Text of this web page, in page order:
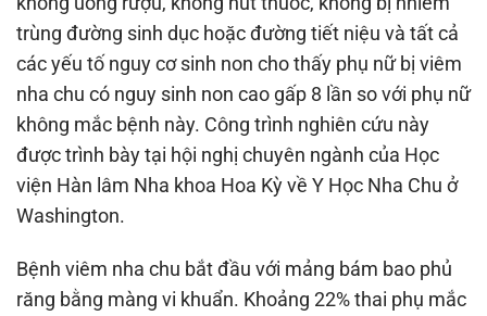
trùng đường sinh dục hoặc đường tiết niệu và tất cả
các yếu tố nguy cơ sinh non cho thấy phụ nữ bị viêm
nha chu có nguy sinh non cao gấp 8 lần so với phụ nữ
không mắc bệnh này. Công trình nghiên cứu này
được trình bày tại hội nghị chuyên ngành của Học
viện Hàn lâm Nha khoa Hoa Kỳ về Y Học Nha Chu ở
Washington.
Bệnh viêm nha chu bắt đầu với mảng bám bao phủ
răng bằng màng vi khuẩn. Khoảng 22% thai phụ mắc